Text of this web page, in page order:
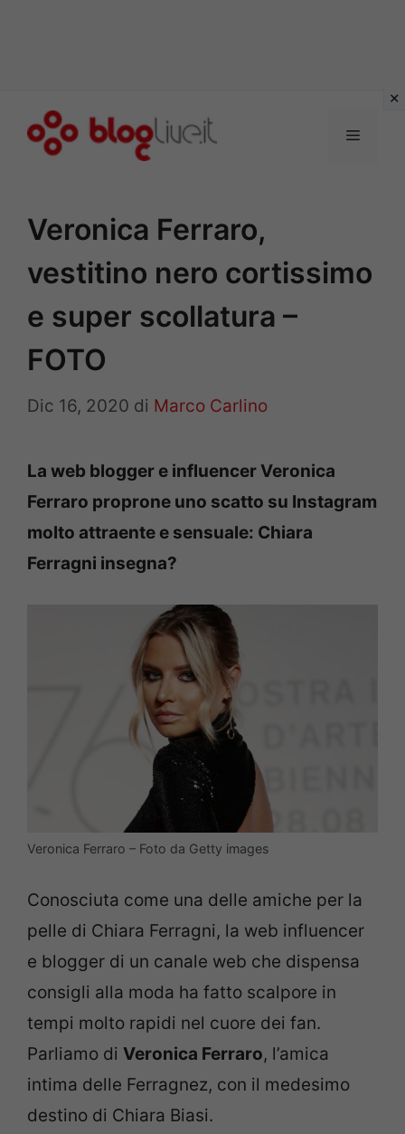
Menu
Veronica Ferraro,
vestitino nero cortissimo
e super scollatura –
FOTO
Dic 16, 2020 di Marco Carlino
La web blogger e influencer Veronica
Ferraro proprone uno scatto su Instagram
molto attraente e sensuale: Chiara
Ferragni insegna?
Veronica Ferraro – Foto da Getty images
Conosciuta come una delle amiche per la
pelle di Chiara Ferragni, la web influencer
e blogger di un canale web che dispensa
consigli alla moda ha fatto scalpore in
tempi molto rapidi nel cuore dei fan.
Parliamo di Veronica Ferraro, l’amica
intima delle Ferragnez, con il medesimo
destino di Chiara Biasi.